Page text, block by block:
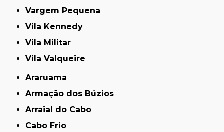
Vargem Pequena
Vila Kennedy
Vila Militar
Vila Valqueire
Araruama
Armação dos Búzios
Arraial do Cabo
Cabo Frio